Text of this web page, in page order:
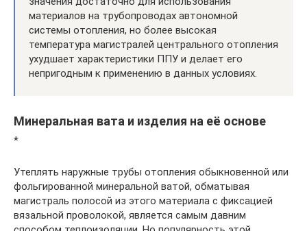
материалов на трубопроводах автономной
системы отопления, но более высокая
температура магистралей центрального отопления
ухудшает характеристики ППУ и делает его
непригодным к применению в данных условиях.
Минеральная вата и изделия на её основе
*
Утеплять наружные трубы отопления обыкновенной или
фольгированной минеральной ватой, обматывая
магистраль полосой из этого материала с фиксацией
вязальной проволокой, является самым давним